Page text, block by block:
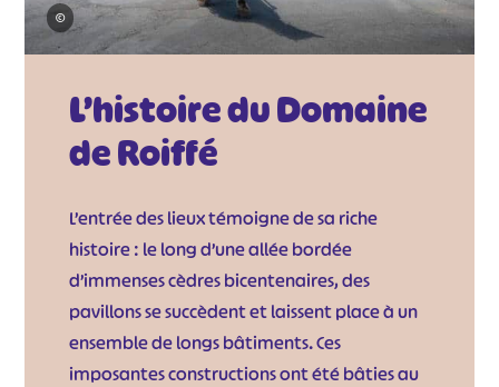
©
L’histoire du Domaine
de Roiffé
L’entrée des lieux témoigne de sa riche
histoire : le long d’une allée bordée
d’immenses cèdres bicentenaires, des
pavillons se succèdent et laissent place à un
ensemble de longs bâtiments. Ces
imposantes constructions ont été bâties au